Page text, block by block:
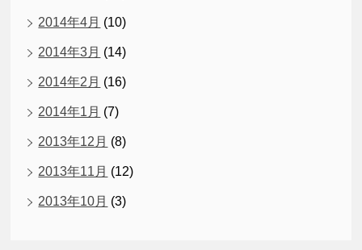
2014年4月 (10)
2014年3月 (14)
2014年2月 (16)
2014年1月 (7)
2013年12月 (8)
2013年11月 (12)
2013年10月 (3)